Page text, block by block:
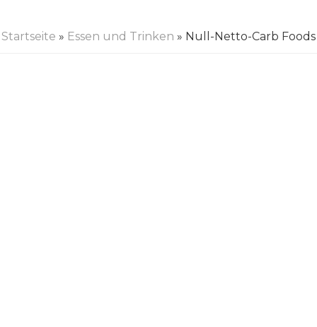
Startseite » Essen und Trinken » Null-Netto-Carb Foods